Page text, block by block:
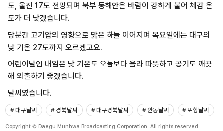
도, 울진 17도 전망되며 북부 동해안은 바람이 강하게 불어 체감 온
도가 더 낮겠습니다.
당분간 고기압의 영향으로 맑은 하늘 이어지며 목요일에는 대구의
낮 기온 27도까지 오르겠고요.
어린이날인 내일은 낮 기온도 오늘보다 올라 따뜻하고 공기도 깨끗
해 외출하기 좋겠습니다.
날씨였습니다.
# 대구날씨 # 경북날씨 # 대구경북날씨 # 안동날씨 # 포항날씨
Copyright © Daegu Munhwa Broadcasting Corporation. All rights reserved.